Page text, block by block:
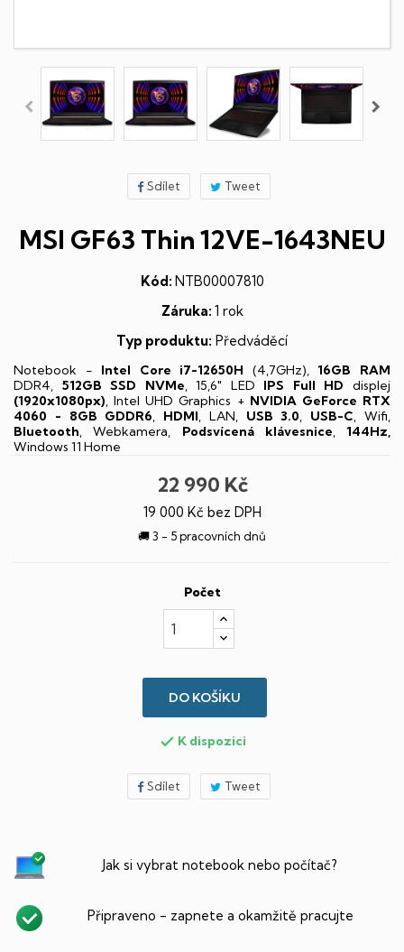
Sdílet Tweet
MSI GF63 Thin 12VE-1643NEU
Kód: NTB00007810
Záruka: 1 rok
Typ produktu: Předváděcí
Notebook - Intel Core i7-12650H (4,7GHz),16GB RAM
DDR4, 512GB SSD NVMe, 15,6" LED IPS Full HD displej
(1920x1080px), Intel UHD Graphics + NVIDIA GeForce RTX
4060 - 8GB GDDR6, HDMI, LAN, USB 3.0, USB-C, Wifi,
Bluetooth, Webkamera, Podsvícená klávesnice, 144Hz,
Windows 11 Home
22 990 Kč
19 000 Kč bez DPH
🚚 3 - 5 pracovních dnů
Počet
DO KOŠÍKU
 K dispozici
Sdílet Tweet
Jak si vybrat notebook nebo počítač?
Připraveno - zapnete a okamžitě pracujte